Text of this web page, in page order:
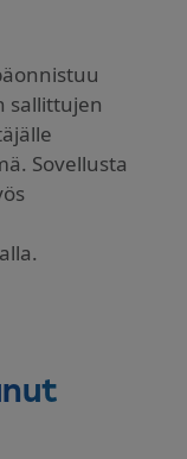
sallittujen
Sovellusta